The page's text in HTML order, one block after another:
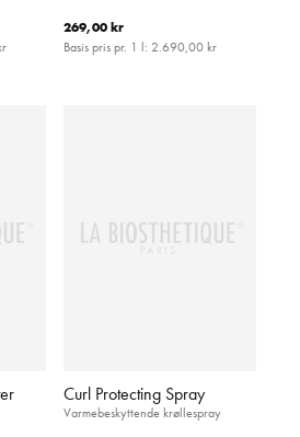
269,00 kr
Basis pris pr. 1 l: 2.690,00 kr
Curl Protecting Spray
Varmebeskyttende krøllespray